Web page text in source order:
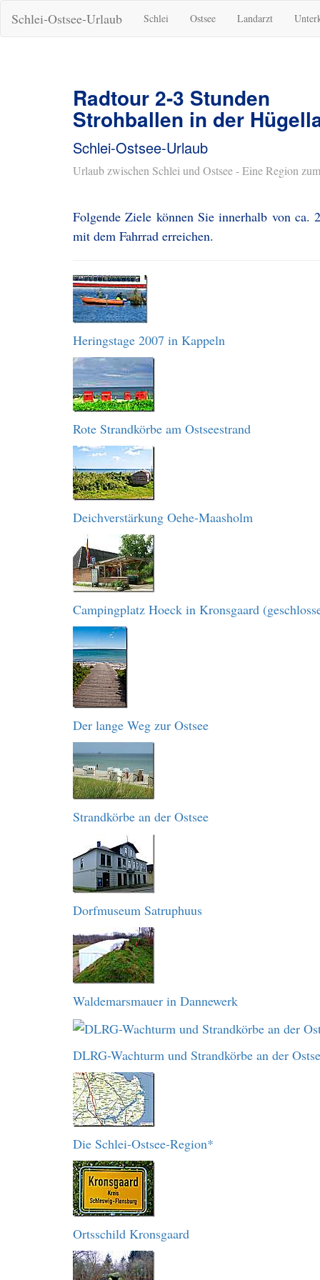
Schlei-Ostsee-Urlaub Schlei Ostsee Landarzt
Radtour 2-3 Stunden
Strohballen in der
Schlei-Ostsee-Urlaub
Urlaub zwischen Schlei und Ostsee - Eine Region
Folgende Ziele können Sie innerhalb von
mit dem Fahrrad erreichen.
Heringstage 2007 in Kappeln
Rote Strandkörbe am Ostseestrand
Deichverstärkung Oehe-Maasholm
Campingplatz Hoeck in Kronsgaard
Der lange Weg zur Ostsee
Strandkörbe an der Ostsee
Dorfmuseum Satruphuus
Waldemarsmauer in Dannewerk
DLRG-Wachturm und Strandkörbe an der
Die Schlei-Ostsee-Region*
Ortsschild Kronsgaard